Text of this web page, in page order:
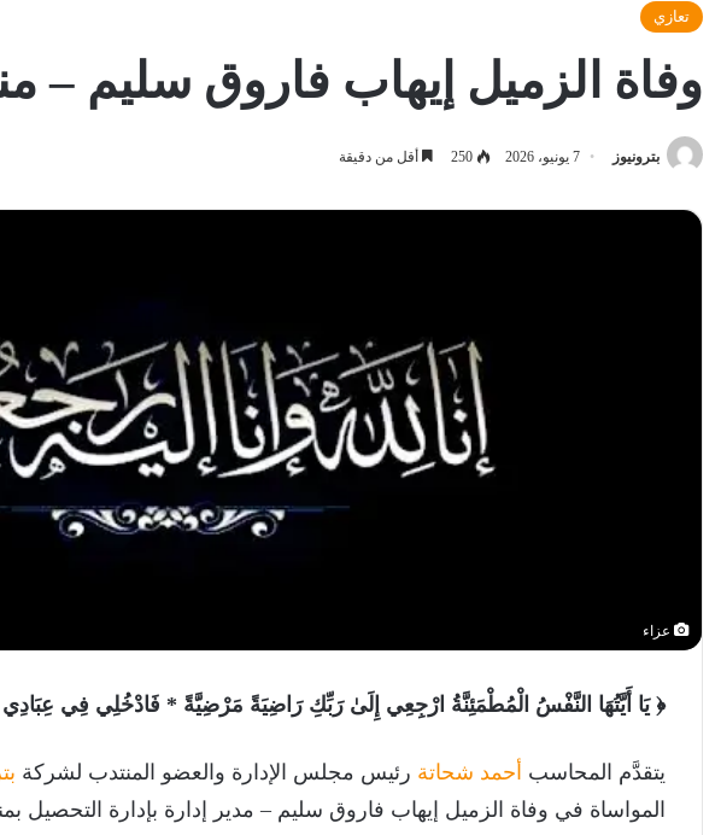
تعازي
وفاة الزميل إيهاب فاروق سليم –
بترونيوز 7 يونيو، 2026 250 أقل من دقيقة
عزاء
﴿ يَا أَيَّتُهَا النَّفْسُ الْمُطْمَئِنَّةُ ارْجِعِي إِلَىٰ رَبِّكِ رَاضِيَةً مَرْضِيَّةً * فَادْخُلِي فِي
يتقدَّم المحاسب أحمد شحاتة رئيس مجلس الإدارة والعضو المنتدب لشركة
المواساة في وفاة الزميل إيهاب فاروق سليم – مدير إدارة بإدارة التحصيل